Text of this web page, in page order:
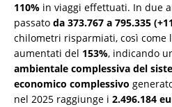
110% in viaggi effettuati. In due
passato da 373.767 a 795.335
chilometri risparmiati, così come
aumentati del 153%, indicando
ambientale complessiva del
economico complessivo
nel 2025 raggiunge i 2.496.184